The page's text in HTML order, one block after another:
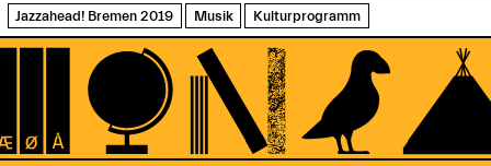
Jazzahead! Bremen 2019 Musik Kulturprogramm